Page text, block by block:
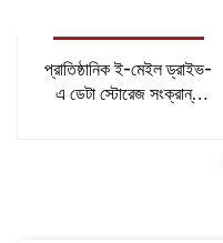
প্রাতিষ্ঠানিক ই-মেইল ড্রাইভ-
এ ডেটা স্টোরেজ সংক্রান্ত